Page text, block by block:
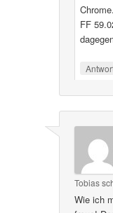
FF
Tobias
Wie ich